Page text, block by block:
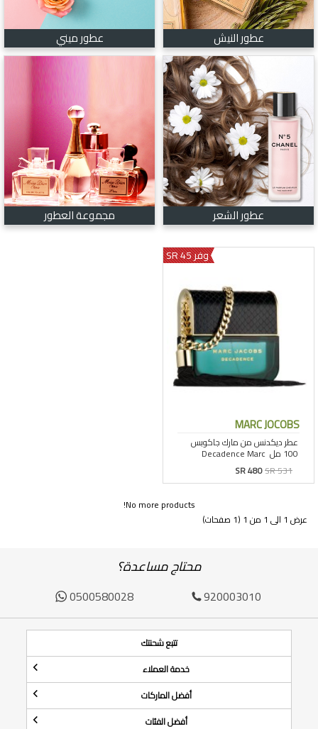
عطور النيش عطور ميني
عطور الشعر مجموعة العطور
وفر 45 SR
MARC JOCOBS
SR 480SR 531
No more products!
عرض 1 الى 1 من 1 (1 صفحات)
محتاج مساعدة؟
920003010
0500580028
تتبع شحنتك
خدمة العملاء
أفضل الماركات
أفضل الفئات